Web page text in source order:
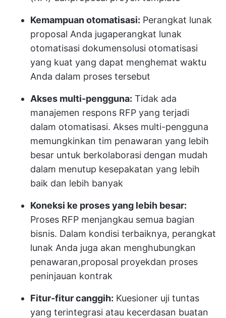
Kemampuan otomatisasi: Perangkat lunak
proposal Anda jugaperangkat lunak
otomatisasi dokumensolusi otomatisasi
yang kuat yang dapat menghemat waktu
Anda dalam proses tersebut
Akses multi-pengguna: Tidak ada
manajemen respons RFP yang terjadi
dalam otomatisasi. Akses multi-pengguna
memungkinkan tim penawaran yang lebih
besar untuk berkolaborasi dengan mudah
dalam menutup kesepakatan yang lebih
baik dan lebih banyak
Koneksi ke proses yang lebih besar:
Proses RFP menjangkau semua bagian
bisnis. Dalam kondisi terbaiknya, perangkat
lunak Anda juga akan menghubungkan
penawaran,proposal proyekdan proses
peninjauan kontrak
Fitur-fitur canggih: Kuesioner uji tuntas
yang terintegrasi atau kecerdasan buatan